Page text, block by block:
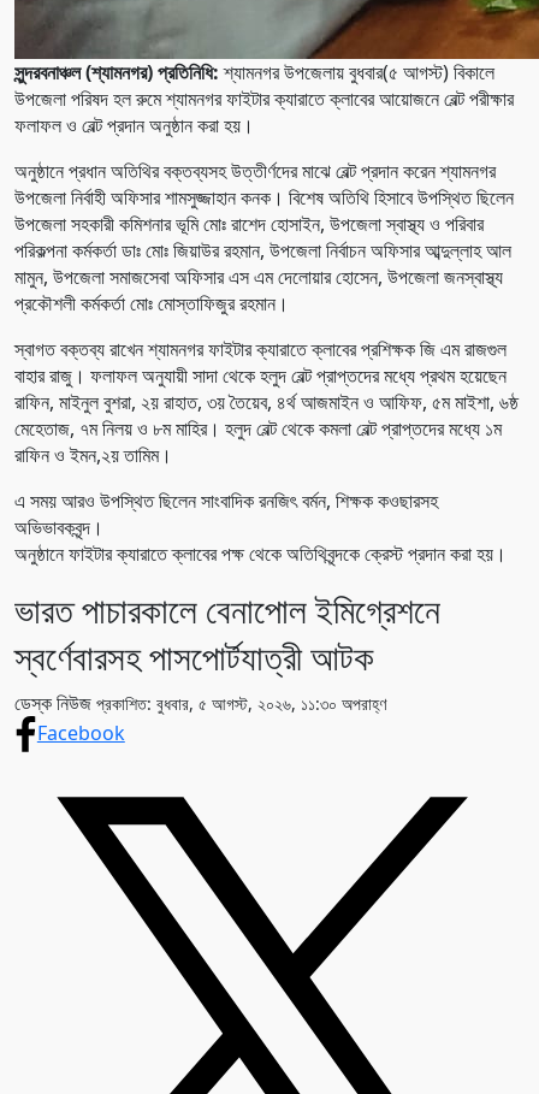
সুন্দরবনাঞ্চল (শ্যামনগর) প্রতিনিধি:শ্যামনগর উপজেলায় বুধবার(৫ আগস্ট) বিকালে
উপজেলা পরিষদ হল রুমে শ্যামনগর ফাইটার ক্যারাতে ক্লাবের আয়োজনে বেল্ট পরীক্ষার
ফলাফল ও বেল্ট প্রদান অনুষ্ঠান করা হয়।
অনুষ্ঠানে প্রধান অতিথির বক্তব্যসহ উত্তীর্ণদের মাঝে বেল্ট প্রদান করেন শ্যামনগর
উপজেলা নির্বাহী অফিসার শামসুজ্জাহান কনক। বিশেষ অতিথি হিসাবে উপস্থিত ছিলেন
উপজেলা সহকারী কমিশনার ভূমি মোঃ রাশেদ হোসাইন, উপজেলা স্বাস্থ্য ও পরিবার
পরিকল্পনা কর্মকর্তা ডাঃ মোঃ জিয়াউর রহমান, উপজেলা নির্বাচন অফিসার আব্দুল্লাহ আল
মামুন, উপজেলা সমাজসেবা অফিসার এস এম দেলোয়ার হোসেন, উপজেলা জনস্বাস্থ্য
প্রকৌশলী কর্মকর্তা মোঃ মোস্তাফিজুর রহমান।
স্বাগত বক্তব্য রাখেন শ্যামনগর ফাইটার ক্যারাতে ক্লাবের প্রশিক্ষক জি এম রাজগুল
বাহার রাজু। ফলাফল অনুযায়ী সাদা থেকে হলুদ বেল্ট প্রাপ্তদের মধ্যে প্রথম হয়েছেন
রাফিন, মাইনুল বুশরা, ২য় রাহাত, ৩য় তৈয়েব, ৪র্থ আজমাইন ও আফিফ, ৫ম মাইশা, ৬ষ্ঠ
মেহেতাজ, ৭ম নিলয় ও ৮ম মাহির। হলুদ বেল্ট থেকে কমলা বেল্ট প্রাপ্তদের মধ্যে ১ম
রাফিন ও ইমন,২য় তামিম।
এ সময় আরও উপস্থিত ছিলেন সাংবাদিক রনজিৎ বর্মন, শিক্ষক কওছারসহ
অভিভাবকবৃন্দ।
অনুষ্ঠানে ফাইটার ক্যারাতে ক্লাবের পক্ষ থেকে অতিথিবৃন্দকে ক্রেস্ট প্রদান করা হয়।
ভারত পাচারকালে বেনাপোল ইমিগ্রেশনে
স্বর্ণেবারসহ পাসপোর্টযাত্রী আটক
ডেস্ক নিউজ প্রকাশিত: বুধবার, ৫ আগস্ট, ২০২৬, ১১:৩০ অপরাহ্ণ
Facebook